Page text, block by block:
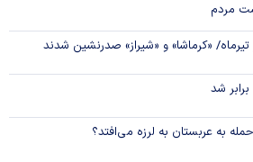
مردم
تیرماه/ «کرماشا» و «شیراز» صدرنشین شدند
به عربستان به لرزه می‌افتد؟